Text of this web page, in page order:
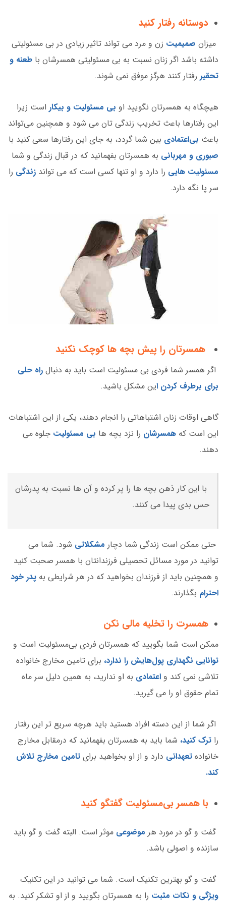
دوستانه رفتار کنید
میزان صمیمیت زن و مرد می تواند تاثیر زیادی در بی مسئولیتی
داشته باشد اگر زنان نسبت به بی مسئولیتی همسرشان با طعنه و
تحقیر رفتار کنند هرگز موفق نمی شوند.
هیچگاه به همسرتان نگویید او بی مسئولیت و بیکار است زیرا
این رفتارها باعث تخریب زندگی تان می شود و همچنین می‌تواند
باعث بی‌اعتمادی بین شما گردد، به جای این رفتارها سعی کنید با
صبوری و مهربانی به همسرتان بفهمانید که در قبال زندگی و شما
مسئولیت هایی را دارد و او تنها کسی است که می تواند زندگی را
سر پا نگه دارد.
همسرتان را پیش بچه ها کوچک نکنید
اگر همسر شما فردی بی مسئولیت است باید به دنبال راه حلی
برای برطرف کردن این مشکل باشید.
گاهی اوقات زنان اشتباهاتی را انجام دهند، یکی از این اشتباهات
این است که همسرشان را نزد بچه ها بی مسئولیت جلوه می
دهند.
با این کار ذهن بچه ها را پر کرده و آن ها نسبت به پدرشان
حس بدی پیدا می کنند.
حتی ممکن است زندگی شما دچار مشکلاتی شود. شما می
توانید در مورد مسائل تحصیلی فرزندانتان با همسر صحبت کنید
و همچنین باید از فرزندان بخواهید که در هر شرایطی به پدر خود
احترام بگذارند.
همسرت را تخلیه مالی نکن
ممکن است شما بگویید که همسرتان فردی بی‌مسئولیت است و
توانایی نگهداری پول‌هایش را ندارد، برای تامین مخارج خانواده
تلاشی نمی کند و اعتمادی به او ندارید، به همین دلیل سر ماه
تمام حقوق او را می گیرید.
اگر شما از این دسته افراد هستید باید هرچه سریع تر این رفتار
را ترک کنید، شما باید به همسرتان بفهمانید که درمقابل مخارج
خانواده تعهداتی دارد و از او بخواهید برای تامین مخارج تلاش
کند.
با همسر بی‌مسئولیت گفتگو کنید
گفت و گو در مورد هر موضوعی موثر است. البته گفت و گو باید
سازنده و اصولی باشد.
گفت و گو بهترین تکنیک است. شما می توانید در این تکنیک
ویژگی و نکات مثبت را به همسرتان بگویید و از او تشکر کنید. به